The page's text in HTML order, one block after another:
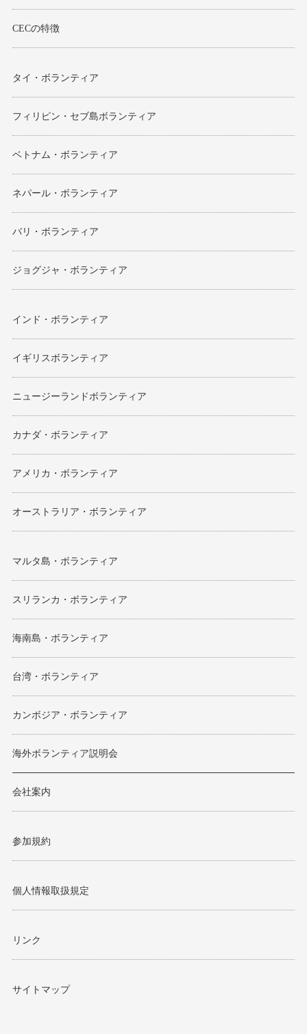
CECの特徴
タイ・ボランティア
フィリピン・セブ島ボランティア
ベトナム・ボランティア
ネパール・ボランティア
バリ・ボランティア
ジョグジャ・ボランティア
インド・ボランティア
イギリスボランティア
ニュージーランドボランティア
カナダ・ボランティア
アメリカ・ボランティア
オーストラリア・ボランティア
マルタ島・ボランティア
スリランカ・ボランティア
海南島・ボランティア
台湾・ボランティア
カンボジア・ボランティア
海外ボランティア説明会
会社案内
参加規約
個人情報取扱規定
リンク
サイトマップ